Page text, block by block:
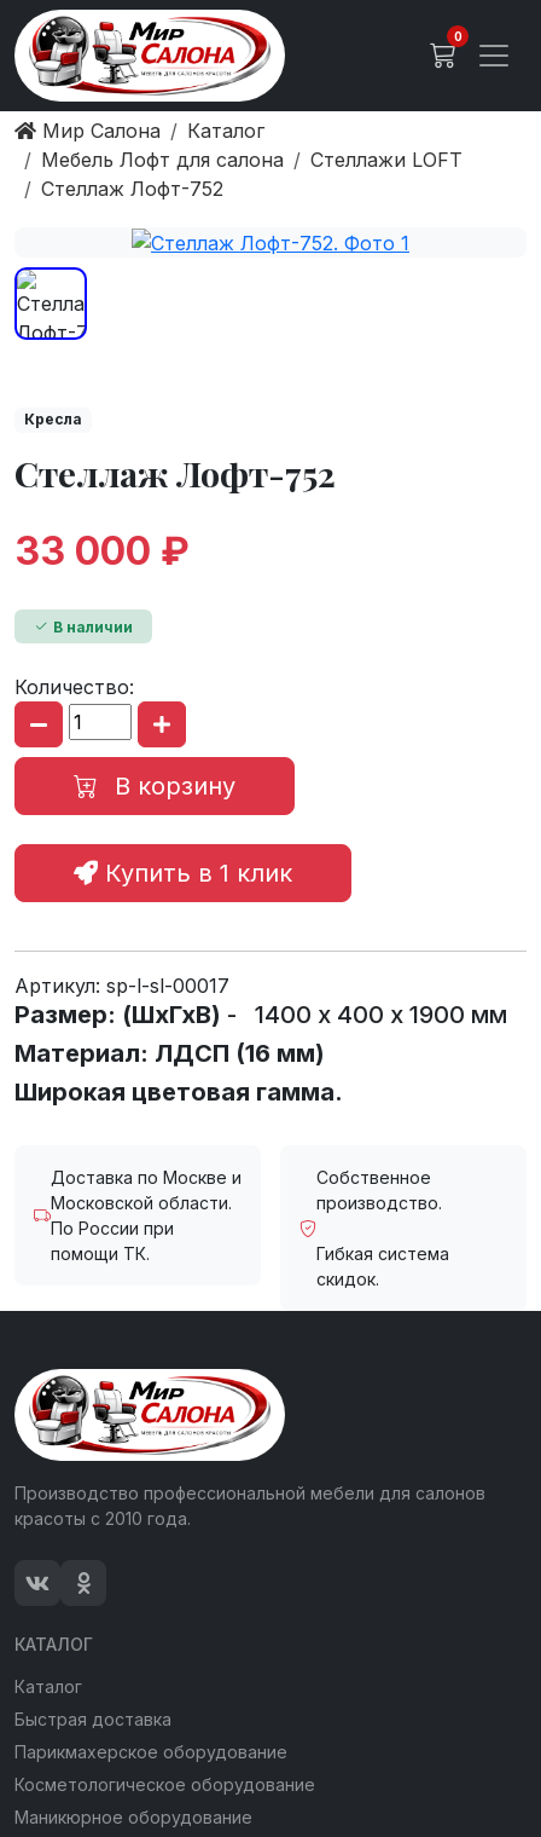
0
Мир Салона
Каталог
Мебель Лофт для салона
Стеллажи LOFT
Стеллаж Лофт-752
Кресла
Стеллаж Лофт-752
33 000 ₽
В наличии
Количество:
В корзину
Купить в 1 клик
Артикул: sp-l-sl-00017
Размер: (ШхГхВ) - 1400 х 400 х 1900 мм
Материал: ЛДСП (16 мм)
Широкая цветовая гамма.
Доставка по Москве и
Московской области.
По России при
помощи ТК.
Собственное
производство.
Гибкая система
скидок.
Производство профессиональной мебели для салонов
красоты с 2010 года.
КАТАЛОГ
Каталог
Быстрая доставка
Парикмахерское оборудование
Косметологическое оборудование
Маникюрное оборудование